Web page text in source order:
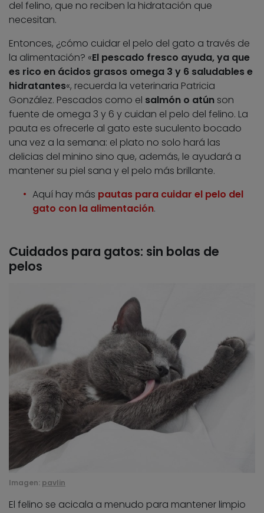
del felino, que no reciben la hidratación que
necesitan.
Entonces, ¿cómo cuidar el pelo del gato a través de
la alimentación? «El pescado fresco ayuda, ya que
es rico en ácidos grasos omega 3 y 6 saludables e
hidratantes«, recuerda la veterinaria Patricia
González. Pescados como el salmón o atún son
fuente de omega 3 y 6 y cuidan el pelo del felino. La
pauta es ofrecerle al gato este suculento bocado
una vez a la semana: el plato no solo hará las
delicias del minino sino que, además, le ayudará a
mantener su piel sana y el pelo más brillante.
Aquí hay más pautas para cuidar el pelo del
gato con la alimentación.
Cuidados para gatos: sin bolas de
pelos
Imagen: pavlin
El felino se acicala a menudo para mantener limpio